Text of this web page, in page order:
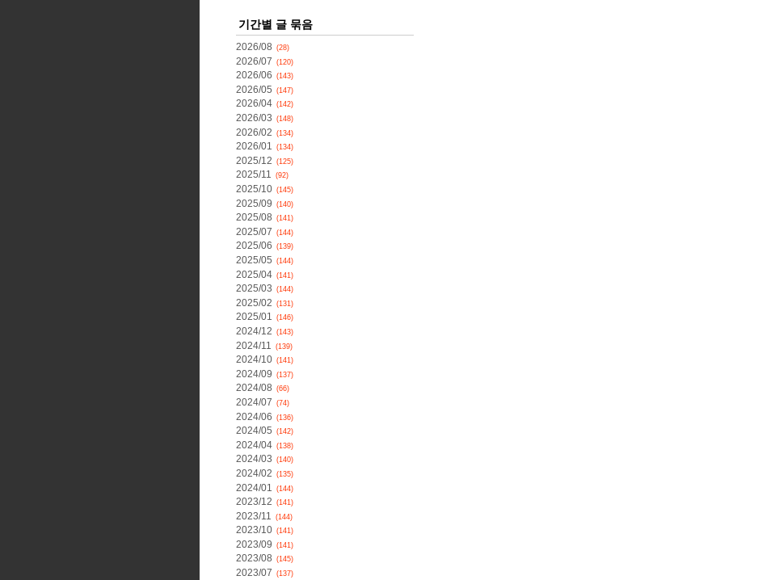
기간별 글 묶음
2026/08 (28)
2026/07 (120)
2026/06 (143)
2026/05 (147)
2026/04 (142)
2026/03 (148)
2026/02 (134)
2026/01 (134)
2025/12 (125)
2025/11 (92)
2025/10 (145)
2025/09 (140)
2025/08 (141)
2025/07 (144)
2025/06 (139)
2025/05 (144)
2025/04 (141)
2025/03 (144)
2025/02 (131)
2025/01 (146)
2024/12 (143)
2024/11 (139)
2024/10 (141)
2024/09 (137)
2024/08 (66)
2024/07 (74)
2024/06 (136)
2024/05 (142)
2024/04 (138)
2024/03 (140)
2024/02 (135)
2024/01 (144)
2023/12 (141)
2023/11 (144)
2023/10 (141)
2023/09 (141)
2023/08 (145)
2023/07 (137)